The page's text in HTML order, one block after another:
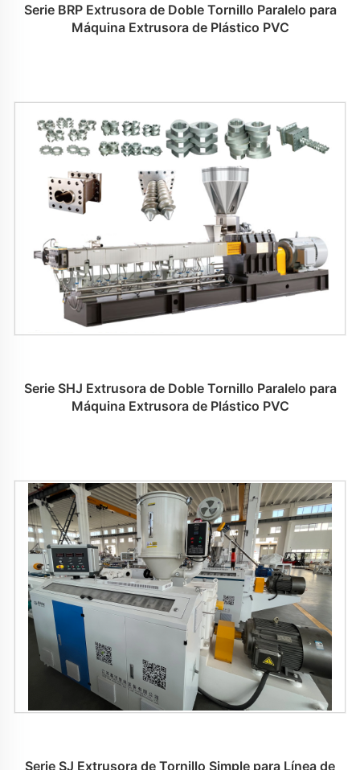
Serie BRP Extrusora de Doble Tornillo Paralelo para
Máquina Extrusora de Plástico PVC
Serie SHJ Extrusora de Doble Tornillo Paralelo para
Máquina Extrusora de Plástico PVC
Serie SJ Extrusora de Tornillo Simple para Línea de